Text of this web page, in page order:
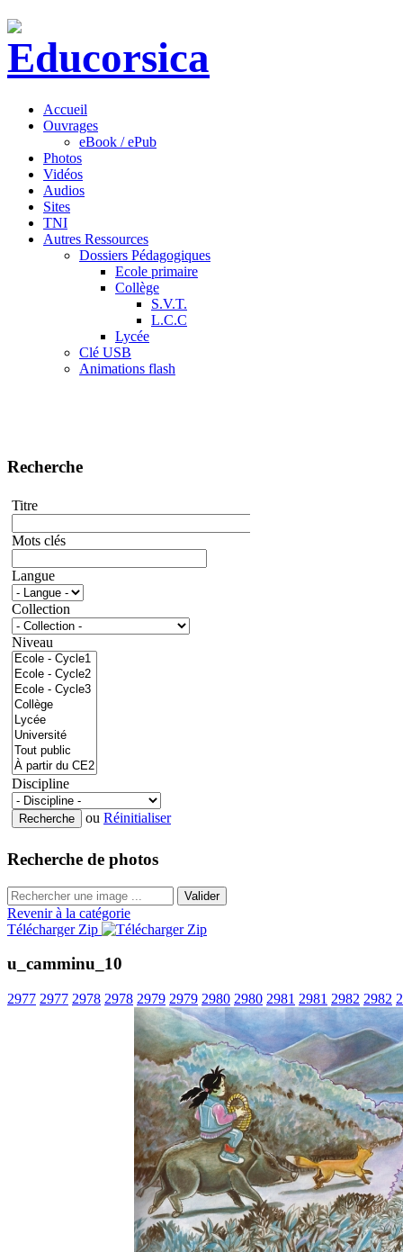
Accueil
Ouvrages
eBook / ePub
Photos
Vidéos
Audios
Sites
TNI
Autres Ressources
Dossiers Pédagogiques
Ecole primaire
Collège
S.V.T.
L.C.C
Lycée
Clé USB
Animations flash
Recherche
Titre
Mots clés
Langue
Collection
Niveau
Discipline
ou Réinitialiser
Recherche de photos
Valider
Revenir à la catégorie
Télécharger Zip
u_camminu_10
2977 2977 2978 2978 2979 2979 2980 2980 2981 2981 2982 2982